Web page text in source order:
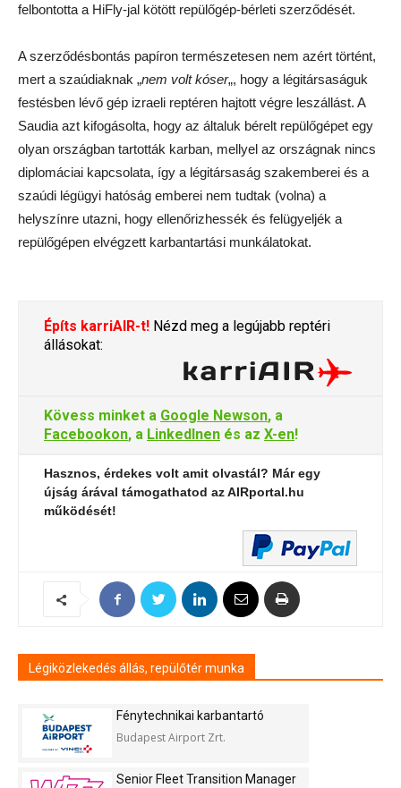
felbontotta a HiFly-jal kötött repülőgép-bérleti szerződését.
A szerződésbontás papíron természetesen nem azért történt,
mert a szaúdiaknak „nem volt kóser„, hogy a légitársaságuk
festésben lévő gép izraeli reptéren hajtott végre leszállást. A
Saudia azt kifogásolta, hogy az általuk bérelt repülőgépet egy
olyan országban tartották karban, mellyel az országnak nincs
diplomáciai kapcsolata, így a légitársaság szakemberei és a
szaúdi légügyi hatóság emberei nem tudtak (volna) a
helyszínre utazni, hogy ellenőrizhessék és felügyeljék a
repülőgépen elvégzett karbantartási munkálatokat.
Építs karriAIR-t! Nézd meg a legújabb reptéri
állásokat:
Kövess minket a Google Newson, a
Facebookon, a LinkedInen és az X-en!
Hasznos, érdekes volt amit olvastál? Már egy
újság árával támogathatod az AIRportal.hu
működését!
Légiközlekedés állás, repülőtér munka
Fénytechnikai karbantartó
Budapest Airport Zrt.
Senior Fleet Transition Manager